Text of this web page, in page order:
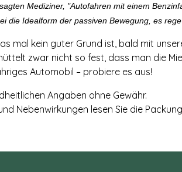
Mediziner, "Autofahren mit einem
die Idealform der passiven Bewegung, es
mal kein guter Grund ist, bald mit
zwar nicht so fest, dass man die
Automobil – probiere es aus!
Angaben ohne Gewähr.
Nebenwirkungen lesen Sie die